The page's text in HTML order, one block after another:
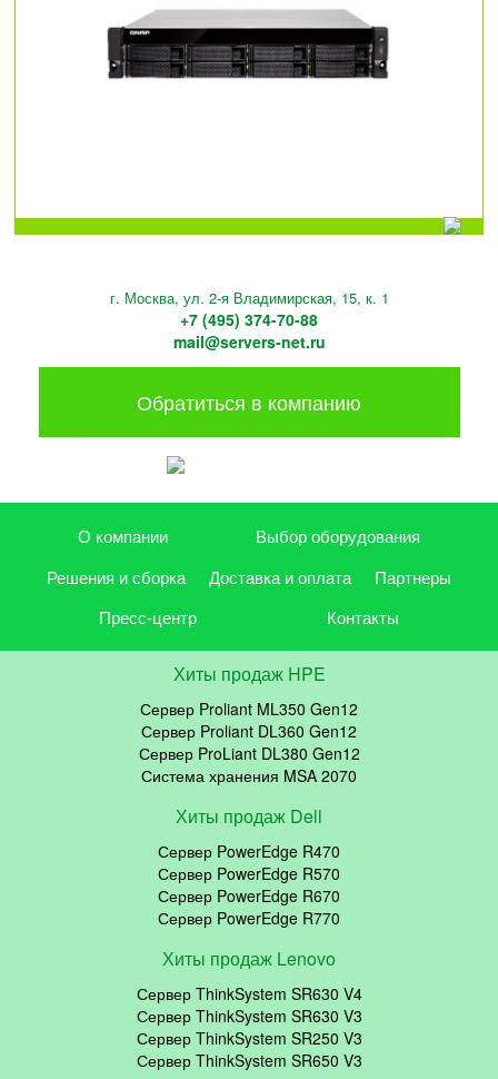
г. Москва, ул. 2-я Владимирская, 15, к. 1
+7 (495) 374-70-88
mail@servers-net.ru
Обратиться в компанию
О компании
Выбор оборудования
Решения и сборка
Доставка и оплата
Партнеры
Пресс-центр
Контакты
Хиты продаж HPE
Сервер Proliant ML350 Gen12
Сервер Proliant DL360 Gen12
Сервер ProLiant DL380 Gen12
Система хранения MSA 2070
Хиты продаж Dell
Сервер PowerEdge R470
Сервер PowerEdge R570
Сервер PowerEdge R670
Сервер PowerEdge R770
Хиты продаж Lenovo
Сервер ThinkSystem SR630 V4
Сервер ThinkSystem SR630 V3
Сервер ThinkSystem SR250 V3
Сервер ThinkSystem SR650 V3